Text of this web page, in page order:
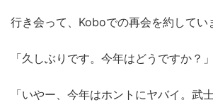
行き会って、Koboでの再会を約してい
「久しぶりです。今年はどうですか？」
「いやー、今年はホントにヤバイ。武